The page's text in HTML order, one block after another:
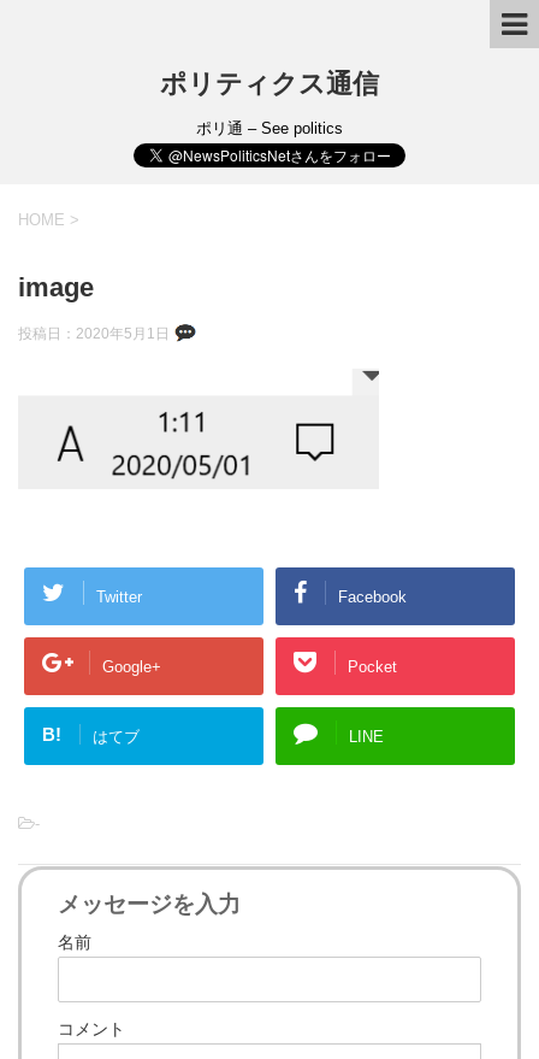
ポリティクス通信
ポリ通 – See politics
HOME >
image
投稿日： 2020年5月1日
Twitter Facebook
Google+ Pocket
B! はてブ LINE
-
メッセージを入力
名前
コメント